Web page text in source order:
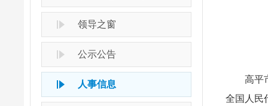
领导之窗
公示公告
人事信息
高平市
全国人民